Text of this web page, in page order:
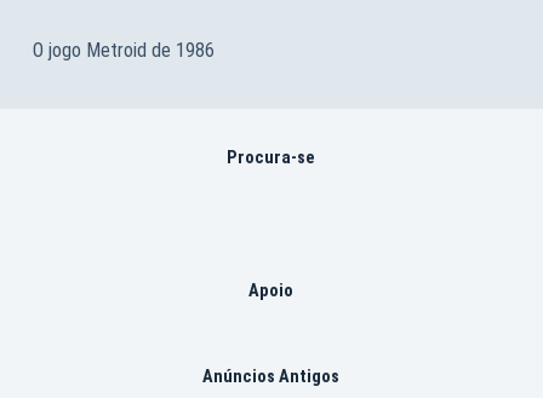
O jogo Metroid de 1986
Procura-se
Apoio
Anúncios Antigos